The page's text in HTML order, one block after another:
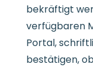
bekräftigt
verfügbaren
Portal,
bestätigen,